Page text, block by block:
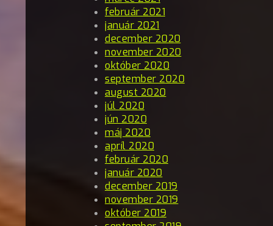
február 2021
január 2021
december 2020
november 2020
október 2020
september 2020
august 2020
júl 2020
jún 2020
máj 2020
apríl 2020
február 2020
január 2020
december 2019
november 2019
október 2019